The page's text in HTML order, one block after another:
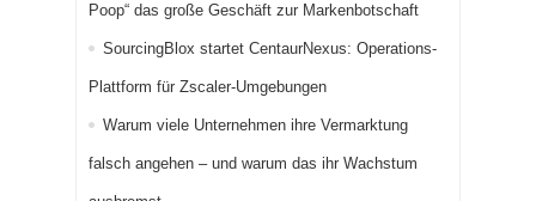
Poop“ das große Geschäft zur Markenbotschaft
SourcingBlox startet CentaurNexus: Operations-
Plattform für Zscaler-Umgebungen
Warum viele Unternehmen ihre Vermarktung
falsch angehen – und warum das ihr Wachstum